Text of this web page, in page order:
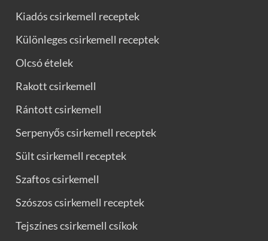
Kiadós csirkemell receptek
Különleges csirkemell receptek
Olcsó ételek
Rakott csirkemell
Rántott csirkemell
Serpenyős csirkemell receptek
Sült csirkemell receptek
Szaftos csirkemell
Szószos csirkemell receptek
Tejszínes csirkemell csíkok